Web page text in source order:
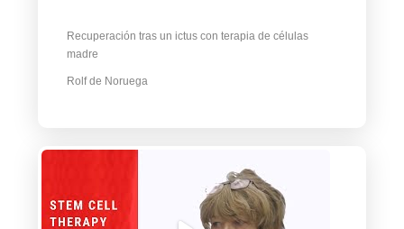
Recuperación tras un ictus con terapia de células
madre
Rolf de Noruega